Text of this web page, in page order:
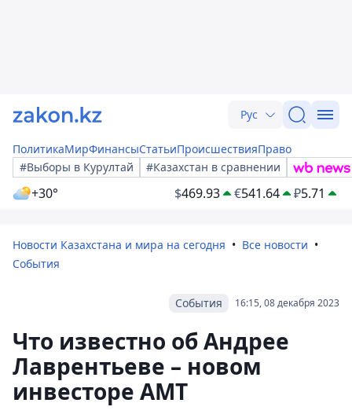
Рус
ПолитикаМирФинансыСтатьиПроисшествияПраво
#Выборы в Курултай
#Казахстан в сравнении
+30° $469.93 €541.64 ₽5.71
Новости Казахстана и мира на сегодня
Все новости
События
16:15, 08 декабря 2023
События
Что известно об Андрее
Лаврентьеве – новом
инвесторе АМТ